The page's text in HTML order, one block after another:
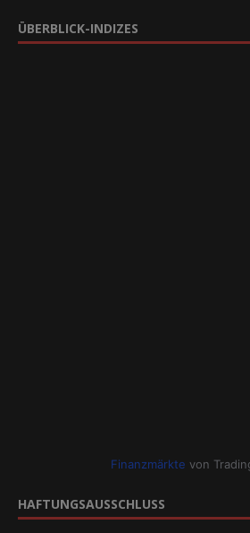
ÜBERBLICK-INDIZES
Finanzmärkte von
HAFTUNGSAUSSCHLUSS